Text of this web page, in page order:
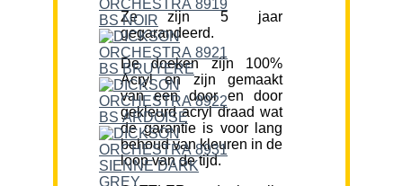
Ze zijn 5 jaar
gegarandeerd.
De doeken zijn 100%
Acryl en zijn gemaakt
van een door en door
gekleurd acryl draad wat
de garantie is voor lang
behoud van kleuren in de
loop van de tijd.